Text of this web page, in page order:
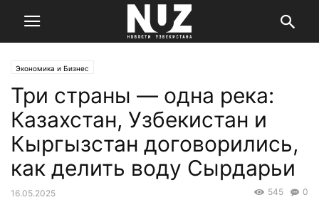
Экономика и Бизнес
Три страны — одна река:
Казахстан, Узбекистан и
Кыргызстан договорились,
как делить воду Сырдарьи
16.05.2025 0
545